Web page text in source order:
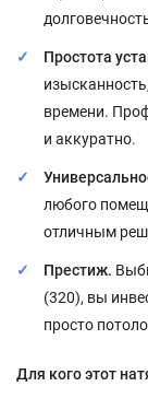
Простота
времени.
и аккуратно.
любого
отличным
Престиж.
(320), вы
просто
Для кого этот